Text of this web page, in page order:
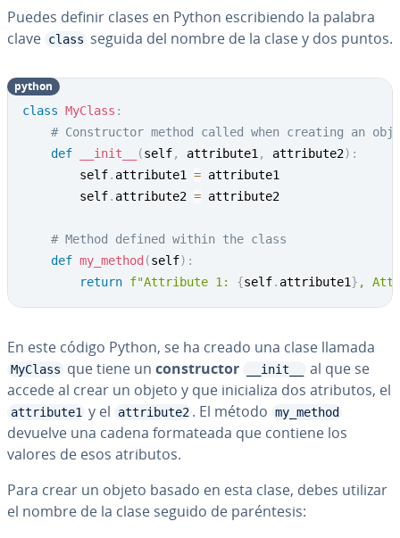
Puedes definir clases en Python es­cri­bie­n­do la palabra
clave class seguida del nombre de la clase y dos puntos.
class MyClass :
# Constructor method called when creating an
def
__init__ (self, attribute1 , attribute2) :
        self
. attribute1 = attribute1
        self
. attribute2 = attribute2
# Method defined within the class
def my_method (self) :
return f"Attribute 1: {self. attribute1} ,
python
En este código Python, se ha creado una clase llamada
MyClass que tiene un co­n­s­tru­c­tor __init__
al que se
accede al crear un objeto y que ini­cia­li­za dos atributos, el
attribute1 y el attribute2 . El método my_method
devuelve una cadena fo­r­ma­tea­da que contiene los
valores de esos atributos.
Para crear un objeto basado en esta clase, debes utilizar
el nombre de la clase seguido de pa­ré­n­te­sis: